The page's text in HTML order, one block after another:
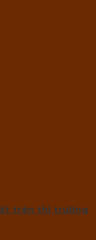
trên thị trường